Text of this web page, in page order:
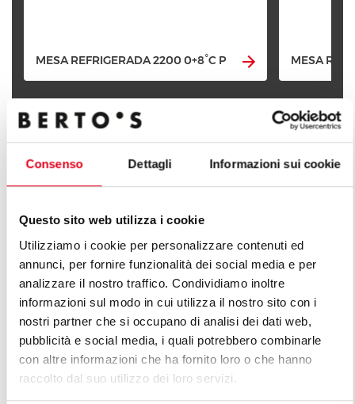
Consenso Dettagli Informazioni sui cookie
Questo sito web utilizza i cookie
Utilizziamo i cookie per personalizzare contenuti ed
annunci, per fornire funzionalità dei social media e per
analizzare il nostro traffico. Condividiamo inoltre
informazioni sul modo in cui utilizza il nostro sito con i
nostri partner che si occupano di analisi dei dati web,
pubblicità e social media, i quali potrebbero combinarle
con altre informazioni che ha fornito loro o che hanno
raccolto dal suo utilizzo dei loro servizi.
MESA REFRIGERADA 2200 0+8°C P MESA
DESCUBRE TODAS LAS LÍNEAS